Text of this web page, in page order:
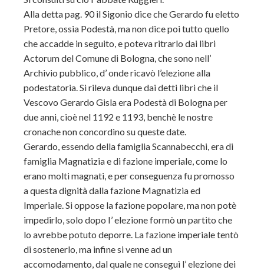
Alla detta pag. 90 il Sigonio dice che Gerardo fu eletto
Pretore, ossia Podestà, ma non dice poi tutto quello
che accadde in seguito, e poteva ritrarlo dai libri
Actorum del Comune di Bologna, che sono nell’
Archivio pubblico, d’ onde ricavò l’elezione alla
podestatoria. Si rileva dunque dai detti libri che il
Vescovo Gerardo Gisla era Podestà di Bologna per
due anni, cioè nel 1192 e 1193, benchè le nostre
cronache non concordino su queste date.
Gerardo, essendo della famiglia Scannabecchi, era di
famiglia Magnatizia e di fazione imperiale, come lo
erano molti magnati, e per conseguenza fu promosso
a questa dignità dalla fazione Magnatizia ed
Imperiale. Si oppose la fazione popolare, ma non potè
impedirlo, solo dopo I’ elezione formò un partito che
lo avrebbe potuto deporre. La fazione imperiale tentò
di sostenerlo, ma infine si venne ad un
accomodamento, dal quale ne conseguì l’ elezione dei